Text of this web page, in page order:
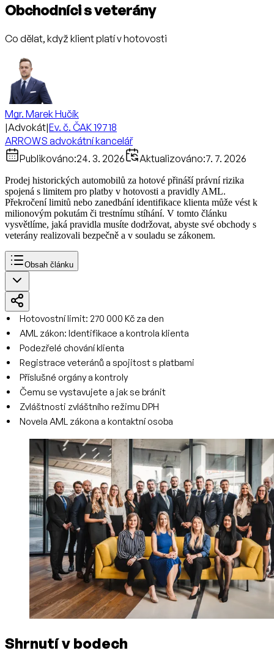
Obchodníci s veterány
Co dělat, když klient platí v hotovosti
Mgr. Marek Hučík
|Advokát|Ev. č. ČAK 19718
ARROWS advokátní kancelář
Publikováno:24. 3. 2026 Aktualizováno:7. 7. 2026
Prodej historických automobilů za hotové přináší právní rizika
spojená s limitem pro platby v hotovosti a pravidly AML.
Překročení limitů nebo zanedbání identifikace klienta může vést k
milionovým pokutám či trestnímu stíhání. V tomto článku
vysvětlíme, jaká pravidla musíte dodržovat, abyste své obchody s
veterány realizovali bezpečně a v souladu se zákonem.
Obsah článku
Hotovostní limit: 270 000 Kč za den
AML zákon: Identifikace a kontrola klienta
Podezřelé chování klienta
Registrace veteránů a spojitost s platbami
Příslušné orgány a kontroly
Čemu se vystavujete a jak se bránit
Zvláštnosti zvláštního režimu DPH
Novela AML zákona a kontaktní osoba
Shrnutí v bodech